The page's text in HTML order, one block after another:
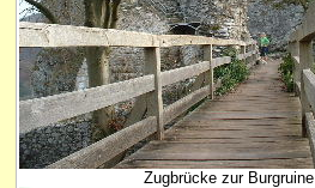
Zugbrücke zur Burgruine